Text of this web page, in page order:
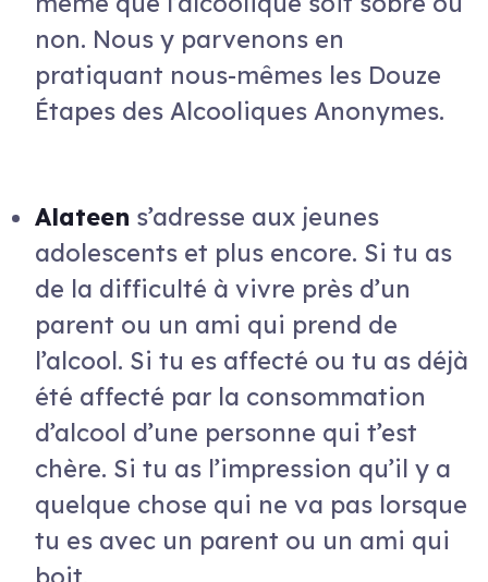
non. Nous y parvenons en
pratiquant nous-mêmes les Douze
Étapes des Alcooliques Anonymes.
Alateen s’adresse aux jeunes
adolescents et plus encore. Si tu as
de la difficulté à vivre près d’un
parent ou un ami qui prend de
l’alcool. Si tu es affecté ou tu as déjà
été affecté par la consommation
d’alcool d’une personne qui t’est
chère. Si tu as l’impression qu’il y a
quelque chose qui ne va pas lorsque
tu es avec un parent ou un ami qui